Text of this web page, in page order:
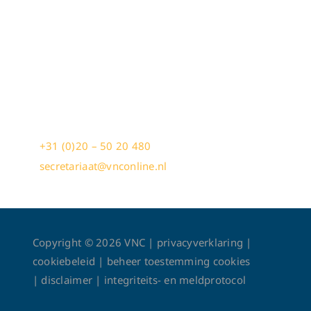
+31 (0)20 – 50 20 480
secretariaat@vnconline.nl
Copyright ©2026VNC | privacyverklaring |
cookiebeleid | beheer toestemming cookies
| disclaimer | integriteits- en meldprotocol